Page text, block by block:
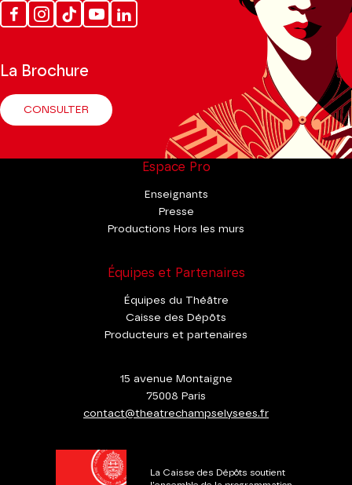
FacebookInstagram
Tik
Tok
YoutubeLinkedin
La Brochure
CONSULTER
Espace Pro
Enseignants
Presse
Productions Hors les murs
Équipes et Partenaires
Équipes du Théâtre
Caisse des Dépôts
Producteurs et partenaires
15 avenue Montaigne
75008 Paris
contact@theatrechampselysees.fr
La Caisse des Dépôts soutient